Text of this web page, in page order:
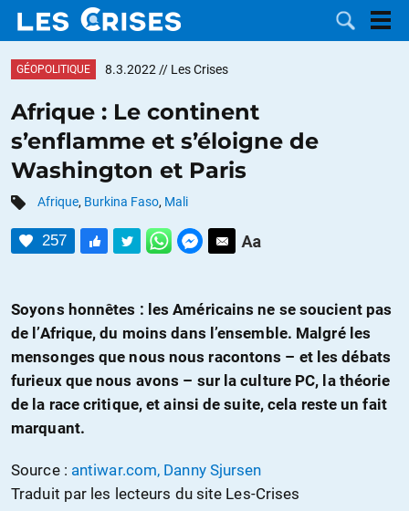
DOSSIERS
CATÉGORIES
MOTS CLÉS
CONTACTER
FAIRE UN
DON
GÉOPOLITIQUE 8.3.2022 // Les Crises
Afrique : Le continent
s’enflamme et s’éloigne de
Washington et Paris
Afrique, Burkina Faso, Mali
257
Soyons honnêtes : les Américains ne se soucient pas
de l’Afrique, du moins dans l’ensemble. Malgré les
mensonges que nous nous racontons – et les débats
furieux que nous avons – sur la culture PC, la théorie
de la race critique, et ainsi de suite, cela reste un fait
marquant.
Source : antiwar.com, Danny Sjursen
Traduit par les lecteurs du site Les-Crises